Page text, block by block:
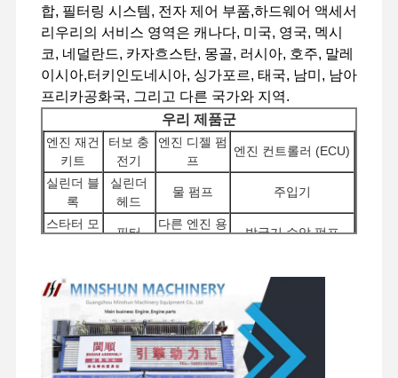
공장 투어 품질 관리 저희와 연락 뉴스
사건
퍼킨스 엔진
쿠보타 엔진
이수즈 엔진
커민스 엔진
합, 필터링 시스템, 전자 제어 부품,하드웨어 액세서
리우리의 서비스 영역은 캐나다, 미국, 영국, 멕시
코, 네덜란드, 카자흐스탄, 몽골, 러시아, 호주, 말레
이시아,터키인도네시아, 싱가포르, 태국, 남미, 남아
프리카공화국, 그리고 다른 국가와 지역.
우리 제품군
엔진 재건
키트
터보 충
전기
엔진 디젤 펌
프
엔진 컨트롤러 (ECU)
실린더 블
록
실린더
헤드
물 펌프 주입기
스타터 모
필터
다른 엔진 용
발굴기 수압 펌프
브
조립